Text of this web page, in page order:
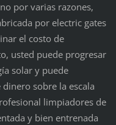
por varias razones,
por electric gates
el costo de
usted puede progresar
solar y puede
sobre la escala
limpiadores de
y bien entrenada